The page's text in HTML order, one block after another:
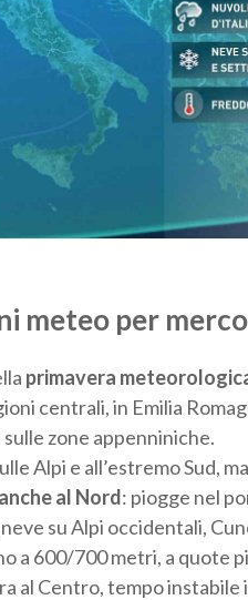
meteo per
primavera
centrali, in Emilia
zone appenniniche.
Alpi e all’estremo Sud,
al Nord: piogge nel
su Alpi occidentali,
a 600/700 metri, a quote
al Centro, tempo instabile